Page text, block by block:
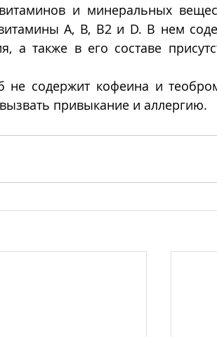
и минеральных
А, В, В2 и D. В нем
а также в его составе
не содержит кофеина и
привыкание и аллергию.